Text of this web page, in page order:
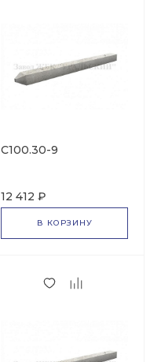
С100.30-9
12 412 ₽
В КОРЗИНУ